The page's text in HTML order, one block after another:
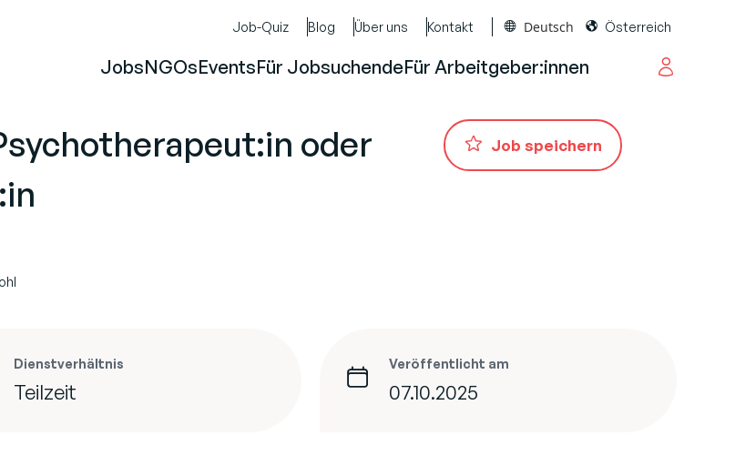
Job-Quiz Blog Über uns Kontakt Deutsch Österreich
JobsNGOsEventsFür JobsuchendeFür Arbeitgeber:innen
oder
Job speichern
Dienstverhältnis
Teilzeit
Veröffentlicht am
07.10.2025